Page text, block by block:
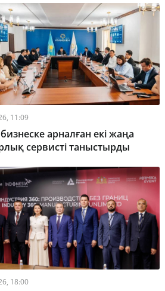
11:09
арналған екі жаңа
сервисті таныстырды
18:00